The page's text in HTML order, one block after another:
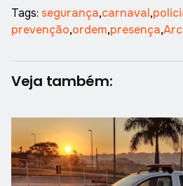
Tags: segurança,carnaval,
prevenção,ordem,presença,
Veja também: